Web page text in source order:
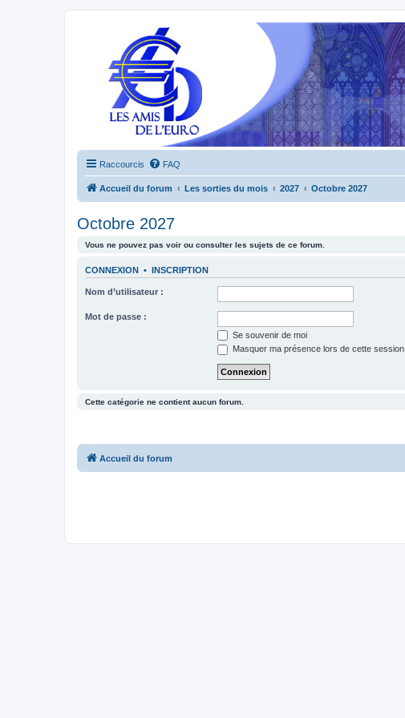
Raccourcis FAQ
Accueil du forum Les sorties du mois 2027 Octobre 2027
Octobre 2027
Vous ne pouvez pas voir ou consulter les sujets de ce forum.
CONNEXION • INSCRIPTION
Nom d’utilisateur :
Mot de passe :
Se souvenir de moi
Masquer ma présence lors de cette session
Cette catégorie ne contient aucun forum.
Accueil du forum